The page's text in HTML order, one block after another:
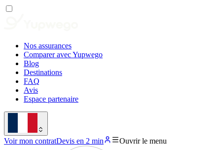
Nos assurances
Comparer avec Yupwego
Blog
Destinations
FAQ
Avis
Espace partenaire
Voir mon contratDevis en 2 min Ouvrir le menu